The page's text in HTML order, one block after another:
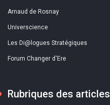
Arnaud de Rosnay
Universcience
Les Di@logues Stratégiques
Forum Changer d'Ere
Rubriques des articles